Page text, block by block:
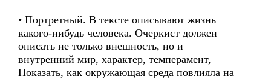
• Портретный. В тексте описывают жизнь
какого-нибудь человека. Очеркист должен
описать не только внешность, но и
внутренний мир, характер, темперамент,
Показать, как окружающая среда повлияла на